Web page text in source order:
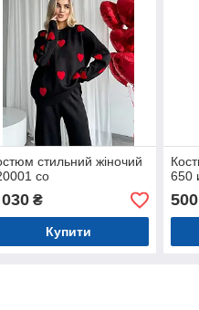
стильний жіночий
со
₴
Купити
650
500